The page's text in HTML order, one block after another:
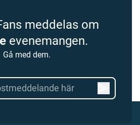
meddelas om
evenemangen.
Gå med dem.